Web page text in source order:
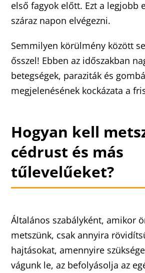
első fagyok előtt. Ezt a legjobb
száraz napon elvégezni.
Semmilyen körülmény között
ősszel! Ebben az időszakban
betegségek, paraziták és
megjelenésének kockázata a
Hogyan kell
cédrust és más
tűlevelűeket?
Általános szabályként, amikor
metszünk, csak annyira
hajtásokat, amennyire
vágunk le, az befolyásolja az